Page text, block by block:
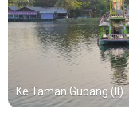
Ke Taman Gubang (II)